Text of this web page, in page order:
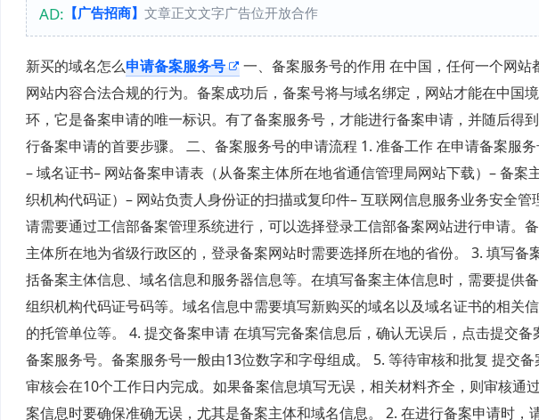
AD: 【广告招商】 文章正文文字广告位开放合作
新买的域名怎么申请备案服务号
一、备案服务号的作用 在中国，任何一个网
网站内容合法合规的行为。备案成功后，备案号将与域名绑定，网站才能在中国
环，它是备案申请的唯一标识。有了备案服务号，才能进行备案申请，并随后得
行备案申请的首要步骤。 二、备案服务号的申请流程 1. 准备工作 在申请备案服
– 域名证书– 网站备案申请表（从备案主体所在地省通信管理局网站下载）– 备
织机构代码证）– 网站负责人身份证的扫描或复印件– 互联网信息服务业务安全
请需要通过工信部备案管理系统进行，可以选择登录工信部备案网站进行申请。
主体所在地为省级行政区的，登录备案网站时需要选择所在地的省份。 3. 填写
括备案主体信息、域名信息和服务器信息等。在填写备案主体信息时，需要提供
组织机构代码证号码等。域名信息中需要填写新购买的域名以及域名证书的相关
的托管单位等。 4. 提交备案申请 在填写完备案信息后，确认无误后，点击提交
备案服务号。备案服务号一般由13位数字和字母组成。 5. 等待审核和批复 提交
审核会在10个工作日内完成。如果备案信息填写无误，相关材料齐全，则审核通
案信息时要确保准确无误，尤其是备案主体和域名信息。 2. 在进行备案申请时